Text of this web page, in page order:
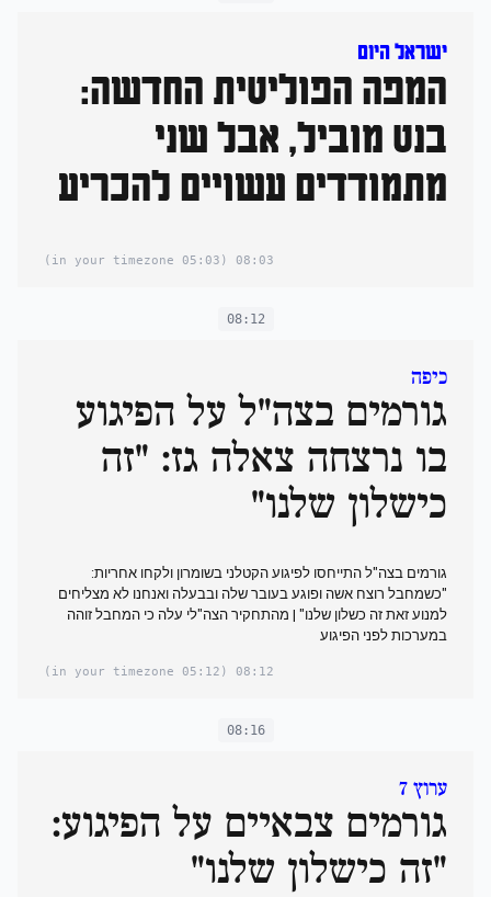
ישראל היום
המפה הפוליטית החדשה:
בנט מוביל, אבל שני
מתמודדים עשויים להכריע
08:03
(05:03 in your timezone)
08:12
כיפה
גורמים בצה"ל על הפיגוע
בו נרצחה צאלה גז: "זה
כישלון שלנו"
גורמים בצה"ל התייחסו לפיגוע הקטלני בשומרון ולקחו אחריות:
"כשמחבל רוצח אשה ופוגע בעובר שלה ובבעלה ואנחנו לא מצליחים
למנוע זאת זה כשלון שלנו" | מהתחקיר הצה"לי עלה כי המחבל זוהה
במערכות לפני הפיגוע
08:12
(05:12 in your timezone)
08:16
ערוץ 7
גורמים צבאיים על הפיגוע:
"זה כישלון שלנו"